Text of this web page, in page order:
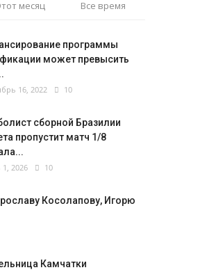
месяц Все время
программы
может превысить
16, 2022 10
сборной Бразилии
пропустит матч 1/8
2026 10
Косолапову, Игорю
Камчатки